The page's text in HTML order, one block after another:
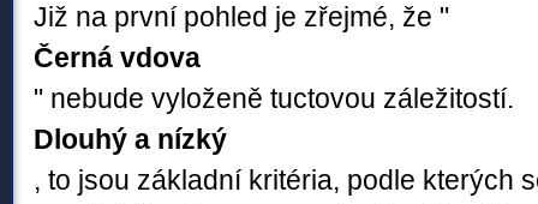
Již na první pohled je zřejmé, že "
Černá vdova
" nebude vyloženě tuctovou záležitostí.
Dlouhý a nízký
, to jsou základní kritéria, podle kterých